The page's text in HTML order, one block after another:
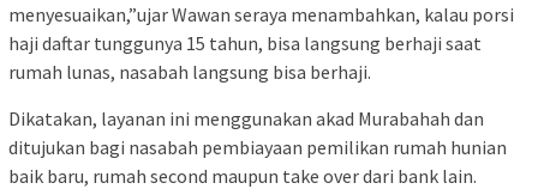
menyesuaikan,”ujar Wawan seraya menambahkan, kalau porsi
haji daftar tunggunya 15 tahun, bisa langsung berhaji saat
rumah lunas, nasabah langsung bisa berhaji.
Dikatakan, layanan ini menggunakan akad Murabahah dan
ditujukan bagi nasabah pembiayaan pemilikan rumah hunian
baik baru, rumah second maupun take over dari bank lain.